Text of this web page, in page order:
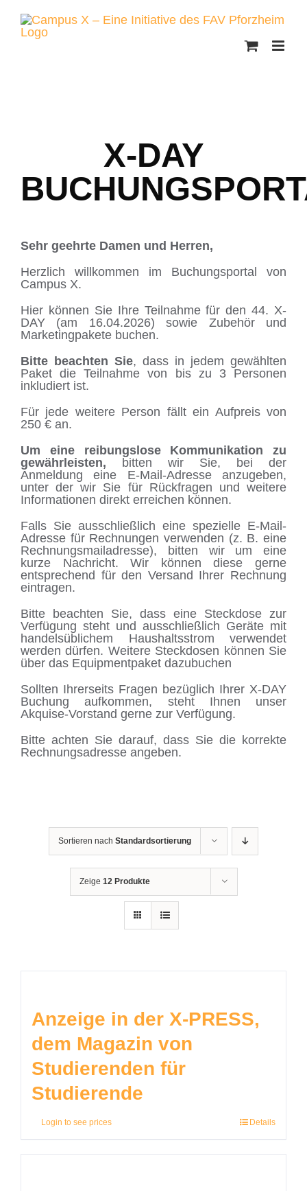
Skip
X-DAY
Sehr geehrte Damen und Herren,
Herzlich willkommen im Buchungsportal von
Campus X.
Hier können Sie Ihre Teilnahme für den 44. X-
DAY (am 16.04.2026) sowie Zubehör und
Marketingpakete buchen.
Bitte beachten Sie, dass in jedem gewählten
Paket die Teilnahme von bis zu 3 Personen
inkludiert ist.
Für jede weitere Person fällt ein Aufpreis von
250 € an.
Um eine reibungslose Kommunikation zu
gewährleisten, bitten wir Sie, bei der
Anmeldung eine E-Mail-Adresse anzugeben,
unter der wir Sie für Rückfragen und weitere
Informationen direkt erreichen können.
Falls Sie ausschließlich eine spezielle E-Mail-
Adresse für Rechnungen verwenden (z. B. eine
Rechnungsmailadresse), bitten wir um eine
kurze Nachricht. Wir können diese gerne
entsprechend für den Versand Ihrer Rechnung
eintragen.
Bitte beachten Sie, dass eine Steckdose zur
Verfügung steht und ausschließlich Geräte mit
handelsüblichem Haushaltsstrom verwendet
werden dürfen. Weitere Steckdosen können Sie
über das Equipmentpaket dazubuchen
Sollten Ihrerseits Fragen bezüglich Ihrer X-DAY
Buchung aufkommen, steht Ihnen unser
Akquise-Vorstand gerne zur Verfügung.
Bitte achten Sie darauf, dass Sie die korrekte
Rechnungsadresse angeben.
Sortieren nach Standardsortierung
Zeige 12 Produkte
Anzeige in der X-PRESS,
dem Magazin von
Studierenden für
Studierende
Login to see prices Details